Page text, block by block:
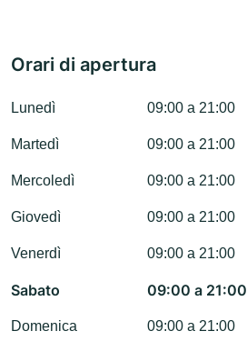
Orari di apertura
Lunedì 09:00 a 21:00
Martedì 09:00 a 21:00
Mercoledì 09:00 a 21:00
Giovedì 09:00 a 21:00
Venerdì 09:00 a 21:00
Sabato 09:00 a 21:00
Domenica 09:00 a 21:00